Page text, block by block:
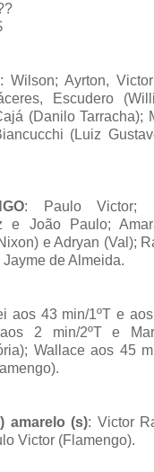
: Wilson; Ayrton,
Escudero
(Danilo Tarracha);
(Luiz
: Paulo Victor;
e João Paulo;
e Adryan (Val);
Jayme de Almeida.
aos 43 min/1ºT e
aos 2 min/2ºT e
Wallace aos 45
amarelo (s): Victor
Victor (Flamengo).